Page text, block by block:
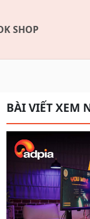
SHOP
BÀI VIẾT XEM